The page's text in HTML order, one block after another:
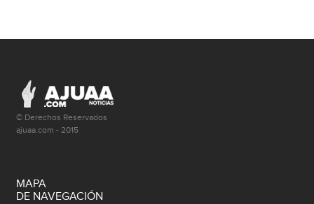
© Derechos Reservados
ajuaa.com - 2015
MAPA
DE NAVEGACIÓN